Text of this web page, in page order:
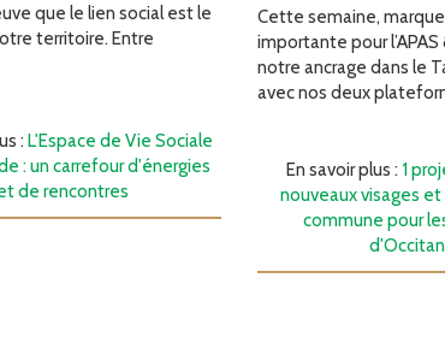
que le lien social est le
territoire. Entre
:L'Espace de Vie Sociale
: un carrefour d'énergies
de rencontres
Cette semaine,
importante pour l’APAS
notre ancrage dans le
avec nos deux
En savoir plus : 1
nouveaux visages
commune pour